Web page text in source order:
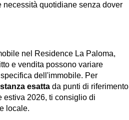
necessità quotidiane senza dover
nel Residence La Paloma,
e vendita possono variare
dell'immobile. Per
esatta da punti di riferimento
estiva 2026, ti consiglio di
locale.